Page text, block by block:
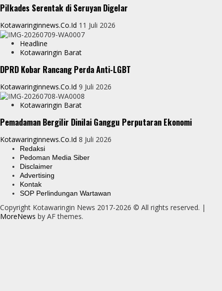
Pilkades Serentak di Seruyan Digelar
Kotawaringinnews.co.id 11 Juli 2026
Headline
Kotawaringin Barat
DPRD Kobar Rancang Perda Anti-LGBT
Kotawaringinnews.co.id 9 Juli 2026
Kotawaringin Barat
Pemadaman Bergilir Dinilai Ganggu Perputaran Ekonomi
Kotawaringinnews.co.id 8 Juli 2026
Redaksi
Pedoman Media Siber
Disclaimer
Advertising
Kontak
SOP Perlindungan Wartawan
Copyright Kotawaringin News 2017-2026 © All rights reserved. |
MoreNews by AF themes.